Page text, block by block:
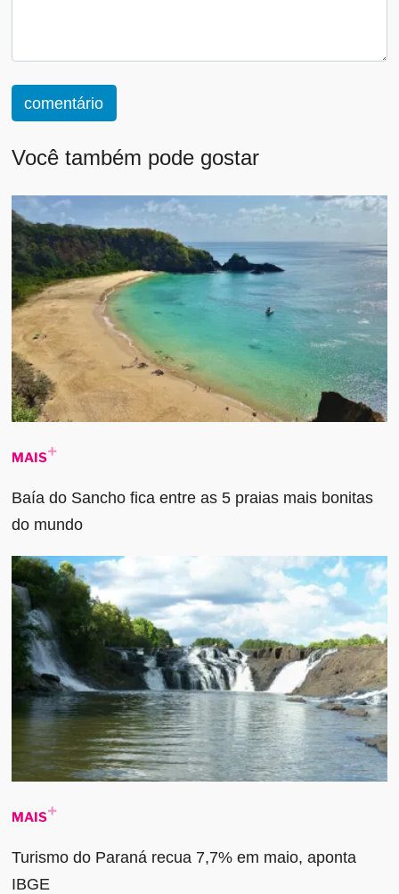
comentário
Você também pode gostar
MAIS
Baía do Sancho fica entre as 5 praias mais bonitas
do mundo
MAIS
Turismo do Paraná recua 7,7% em maio, aponta
IBGE